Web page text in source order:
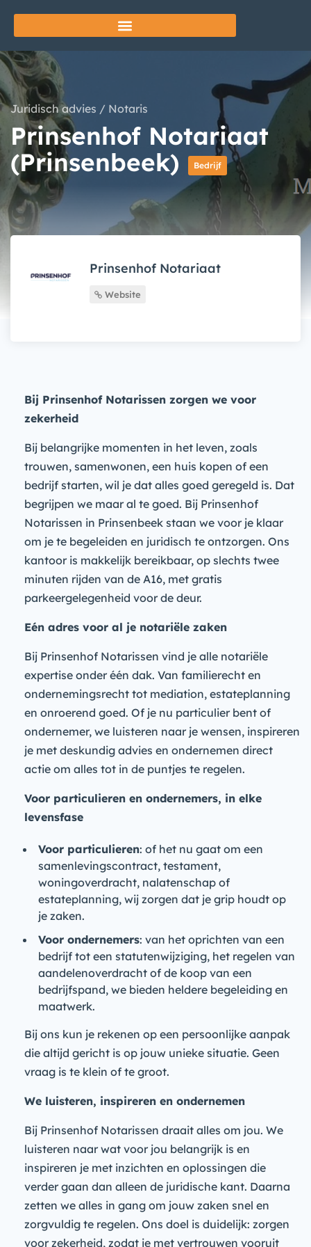
Juridisch advies / Notaris
Prinsenhof Notariaat
(Prinsenbeek)
Bedrijf
Prinsenhof Notariaat
Website
Bij Prinsenhof Notarissen zorgen we voor
zekerheid
Bij belangrijke momenten in het leven, zoals
trouwen, samenwonen, een huis kopen of een
bedrijf starten, wil je dat alles goed geregeld is. Dat
begrijpen we maar al te goed. Bij Prinsenhof
Notarissen in Prinsenbeek staan we voor je klaar
om je te begeleiden en juridisch te ontzorgen. Ons
kantoor is makkelijk bereikbaar, op slechts twee
minuten rijden van de A16, met gratis
parkeergelegenheid voor de deur.
Eén adres voor al je notariële zaken
Bij Prinsenhof Notarissen vind je alle notariële
expertise onder één dak. Van familierecht en
ondernemingsrecht tot mediation, estateplanning
en onroerend goed. Of je nu particulier bent of
ondernemer, we luisteren naar je wensen, inspireren
je met deskundig advies en ondernemen direct
actie om alles tot in de puntjes te regelen.
Voor particulieren en ondernemers, in elke
levensfase
Voor particulieren: of het nu gaat om een
samenlevingscontract, testament,
woningoverdracht, nalatenschap of
estateplanning, wij zorgen dat je grip houdt op
je zaken.
Voor ondernemers: van het oprichten van een
bedrijf tot een statutenwijziging, het regelen van
aandelenoverdracht of de koop van een
bedrijfspand, we bieden heldere begeleiding en
maatwerk.
Bij ons kun je rekenen op een persoonlijke aanpak
die altijd gericht is op jouw unieke situatie. Geen
vraag is te klein of te groot.
We luisteren, inspireren en ondernemen
Bij Prinsenhof Notarissen draait alles om jou. We
luisteren naar wat voor jou belangrijk is en
inspireren je met inzichten en oplossingen die
verder gaan dan alleen de juridische kant. Daarna
zetten we alles in gang om jouw zaken snel en
zorgvuldig te regelen. Ons doel is duidelijk: zorgen
voor zekerheid, zodat je met vertrouwen vooruit